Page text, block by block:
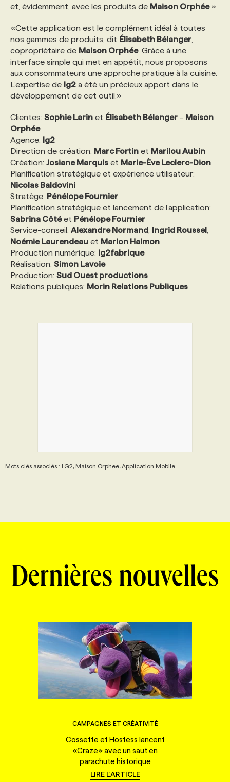
et, évidemment, avec les produits de Maison Orphée.»
«Cette application est le complément idéal à toutes
nos gammes de produits, dit Élisabeth Bélanger
copropriétaire de Maison Orphée. Grâce à une
interface simple qui met en appétit, nous proposons
aux consommateurs une approche pratique à la cuisine.
L’expertise de lg2 a été un précieux apport dans le
développement de cet outil.»
Clientes: Sophie Larin et Élisabeth Bélanger - Maison
Orphée
Agence: lg2
Direction de création: Marc Fortin et Marilou Aubin
Création: Josiane Marquis et Marie-Ève Leclerc-Dion
Planification stratégique et expérience utilisateur:
Nicolas Baldovini
Stratège: Pénélope Fournier
Planification stratégique et lancement de l’application:
Sabrina Côtéet Pénélope Fournier
Service-conseil: Alexandre Normand Ingrid Roussel
Noémie Laurendeau et Marion Haimon
Production numérique: lg2fabrique
Réalisation: Simon Lavoie
Production: Sud Ouest productions
Relations publiques: Morin Relations Publiques
Mots clés associés : LG2, Maison Orphee, Application Mobile
Dernières nouvelles
CAMPAGNES ET CRÉATIVITÉ
Cossette et Hostess lancent
«Craze» avec un saut en
parachute historique
LIRE L'ARTICLE